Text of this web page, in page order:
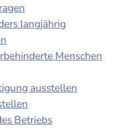
langjährig
Menschen
ausstellen
Betriebs